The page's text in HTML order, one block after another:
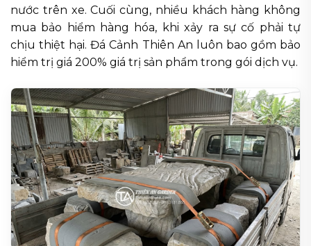
nước trên xe. Cuối cùng, nhiều khách hàng không
mua bảo hiểm hàng hóa, khi xảy ra sự cố phải tự
chịu thiệt hại. Đá Cảnh Thiên An luôn bao gồm bảo
hiểm trị giá 200% giá trị sản phẩm trong gói dịch vụ.